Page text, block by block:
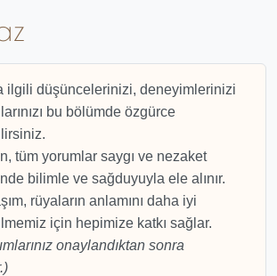
ilgili düşüncelerinizi, deneyimlerinizi
bu bölümde özgürce
tüm yorumlar saygı ve nezaket
bilimle ve sağduyuyla ele alınır.
rüyaların anlamını daha iyi
için hepimize katkı sağlar.
onaylandıktan sonra